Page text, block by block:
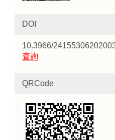
DOI
10.3966/
查詢
QRCode